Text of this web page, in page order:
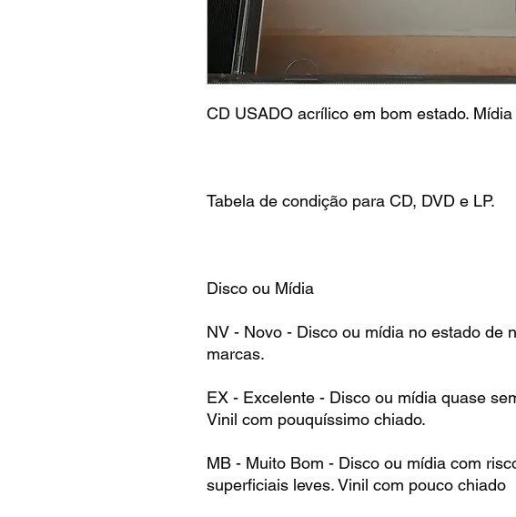
CD USADO acrílico em bom estado.
Tabela de condição para CD, DVD e LP.
Disco ou Mídia
NV - Novo - Disco ou mídia no estado de
marcas.
EX - Excelente - Disco ou mídia quase
Vinil com pouquíssimo chiado.
MB - Muito Bom - Disco ou mídia com
superficiais leves. Vinil com pouco chiado